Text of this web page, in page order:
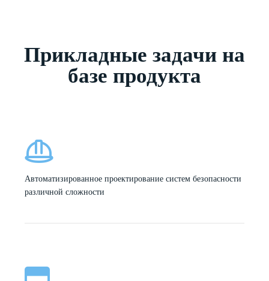
Прикладные задачи на
базе продукта
Автоматизированное проектирование систем безопасности
различной сложности